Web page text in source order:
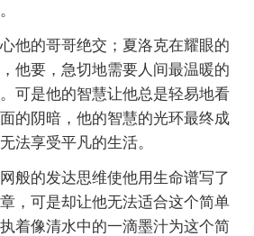
他的哥哥绝交；夏洛克在耀眼的
他要，急切地需要人间最温暖的
可是他的智慧让他总是轻易地看
的阴暗，他的智慧的光环最终成
法享受平凡的生活。
般的发达思维使他用生命谱写了
，可是却让他无法适合这个简单
着像清水中的一滴墨汁为这个简